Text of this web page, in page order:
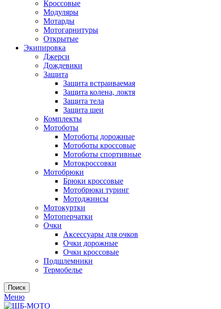
Кроссовые
Модуляры
Мотарды
Мотогарнитуры
Открытые
Экипировка
Джерси
Дождевики
Защита
Защита встраиваемая
Защита колена, локтя
Защита тела
Защита шеи
Комплекты
Мотоботы
Мотоботы дорожные
Мотоботы кроссовые
Мотоботы спортивные
Мотокроссовки
Мотобрюки
Брюки кроссовые
Мотобрюки туринг
Мотоджинсы
Мотокуртки
Мотоперчатки
Очки
Аксессуары для очков
Очки дорожные
Очки кроссовые
Подшлемники
Термобелье
Поиск
Меню